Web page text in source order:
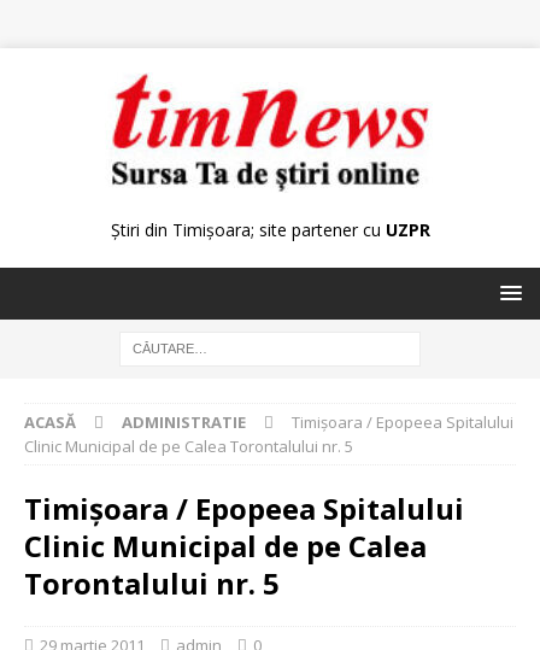
Știri din Timișoara; site partener cu UZPR
ACASĂ ADMINISTRATIE
Timişoara / Epopeea Spitalului
Clinic Municipal de pe Calea Torontalului nr. 5
Timişoara / Epopeea Spitalului
Clinic Municipal de pe Calea
Torontalului nr. 5
29 martie 2011 admin 0